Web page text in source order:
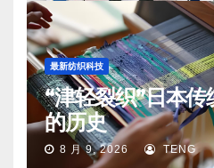
最新纺织科技
“津轻裂织”日本传
的历史
8 月 9, 2026 TENG